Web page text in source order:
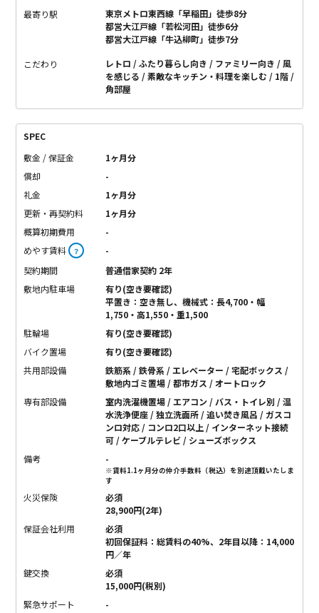
最寄り駅
東京メトロ東西線「早稲田」徒歩8分
都営大江戸線「若松河田」徒歩6分
都営大江戸線「牛込柳町」徒歩7分
こだわり レトロ ふたり暮らし向き ファミリー向き
風
を感じる
素敵なキッチン・料理を楽しむ
1階
角部屋
SPEC
敷金 / 保証金
1ヶ月分
償却
-
礼金
1ヶ月分
更新・再契約料
1ヶ月分
概算初期費用
-
めやす賃料 ？
-
契約期間
普通借家契約 2年
敷地内駐車場
有り(空き要確認)
平置き：空き無し、機械式：長4,700・幅
1,750・高1,550・重1,500
駐輪場
有り(空き要確認)
バイク置場
有り(空き要確認)
共用部設備
鉄筋系 / 鉄骨系 / エレベーター / 宅配ボックス /
敷地内ゴミ置場 / 都市ガス / オートロック
専有部設備
室内洗濯機置場 / エアコン / バス・トイレ別 / 温
水洗浄便座 / 独立洗面所 / 追い焚き風呂 / ガスコ
ンロ対応 / コンロ2口以上 / インターネット接続
可 / ケーブルテレビ / シューズボックス
備考
-
※賃料1.1ヶ月分の仲介手数料（税込）を別途頂戴いたしま
す
火災保険
必須
28,900円(2年)
保証会社利用
必須
初回保証料：総賃料の40%、2年目以降：14,000
円／年
鍵交換
必須
15,000円(税別)
緊急サポート
-